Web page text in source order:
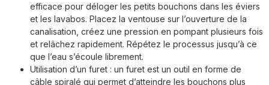
efficace pour déloger les petits bouchons dans les éviers
et les lavabos. Placez la ventouse sur l’ouverture de la
canalisation, créez une pression en pompant plusieurs fois
et relâchez rapidement. Répétez le processus jusqu’à ce
que l’eau s’écoule librement.
Utilisation d’un furet : un furet est un outil en forme de
câble spiralé qui permet d’atteindre les bouchons plus